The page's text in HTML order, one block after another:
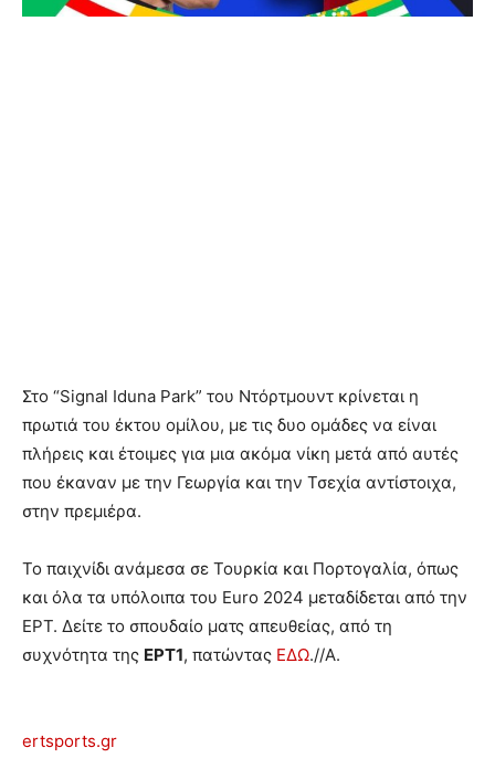
Στο “Signal Iduna Park” του Ντόρτμουντ κρίνεται η
πρωτιά του έκτου ομίλου, με τις δυο ομάδες να είναι
πλήρεις και έτοιμες για μια ακόμα νίκη μετά από αυτές
που έκαναν με την Γεωργία και την Τσεχία αντίστοιχα,
στην πρεμιέρα.
Το παιχνίδι ανάμεσα σε Τουρκία και Πορτογαλία, όπως
και όλα τα υπόλοιπα του Euro 2024 μεταδίδεται από την
ΕΡΤ. Δείτε το σπουδαίο ματς απευθείας, από τη
συχνότητα της ΕΡΤ1, πατώντας ΕΔΩ.//Α.
ertsports.gr